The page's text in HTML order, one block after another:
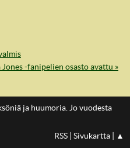
Jones -fanipelien osasto avattu »
ja huumoria. Jo vuodesta
RSS Sivukartta ▲